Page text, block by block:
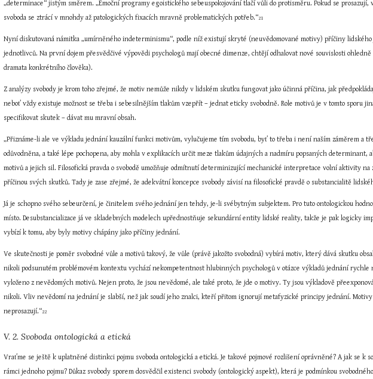
„determinace“ jistým směrem. „Emoční programy egoistického sebeuspokojování tlačí vůli do protisměru. Pokud se
svoboda se ztrácí v mnohdy až patologických fixacích mravně problematických potřeb.“21
Nyní diskutovaná námitka „umírněného indeterminismu“, podle níž existují skryté (neuvědomované motivy) příčiny
jednotlivců. Na první dojem přesvědčivé výpovědi psychologů mají obecné dimenze, chtějí odhalovat nové souvislosti
dramata konkrétního člověka).
Z analýzy svobody je krom toho zřejmé, že motiv nemůže nikdy v lidském skutku fungovat jako účinná příčina, jak
neboť vždy existuje možnost se třeba i sebesilnějším tlakům vzepřít – jednat eticky svobodně. Role motivů je v tomto sporu
specifikovat skutek – dávat mu mravní obsah.
„Přiznáme-li ale ve výkladu jednání kauzální funkci motivům, vylučujeme tím svobodu, byť to třeba i není naším záměrem a
odůvodněna, a také lépe pochopena, aby mohla v explikacích určit meze tlakům údajných a nadmíru popsaných
motivů a jejich sil. Filosofická pravda o svobodě umožňuje odmítnutí determinizující mechanické interpretace volní aktivity
příčinou svých skutků. Tady je zase zřejmé, že adekvátní koncepce svobody závisí na filosofické pravdě o substancialitě
Já je schopno svého sebeurčení, je činitelem svého jednání jen tehdy, je-li svébytným subjektem. Pro tuto ontologickou
místo. Desubstancializace já ve skladebných modelech upřednostňuje sekundární entity lidské reality, takže je pak logicky
vybízí k tomu, aby byly motivy chápány jako příčiny jednání.
Ve skutečnosti je poměr svobodné vůle a motivů takový, že vůle (právě jakožto svobodná) vybírá motiv, který dává skutku
nikoli podsunutém problémovém kontextu vychází nekompetentnost hlubinných psychologů v otázce výkladů jednání
vyloženo z nevědomých motivů. Nejen proto, že jsou nevědomé, ale také proto, že jde o motivy. Ty jsou výkladově
nikoli. Vliv nevědomí na jednání je slabší, než jak soudí jeho znalci, kteří přitom ignorují metafyzické principy jednání.
neprosazují.“22
V. 2. Svoboda ontologická a etická
Vraťme se ještě k uplatněné distinkci pojmu svoboda ontologická a etická. Je takové pojmové rozlišení oprávněné? A jak se k
rámci jednoho pojmu? Důkaz svobody sporem dosvědčil existenci svobody (ontologický aspekt), která je podmínkou